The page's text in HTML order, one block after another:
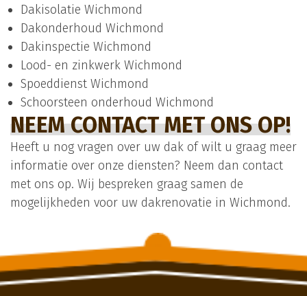
Dakisolatie Wichmond
Dakonderhoud Wichmond
Dakinspectie Wichmond
Lood- en zinkwerk Wichmond
Spoeddienst Wichmond
Schoorsteen onderhoud Wichmond
NEEM CONTACT MET ONS OP!
Heeft u nog vragen over uw dak of wilt u graag meer
informatie over onze diensten? Neem dan contact
met ons op. Wij bespreken graag samen de
mogelijkheden voor uw dakrenovatie in Wichmond.